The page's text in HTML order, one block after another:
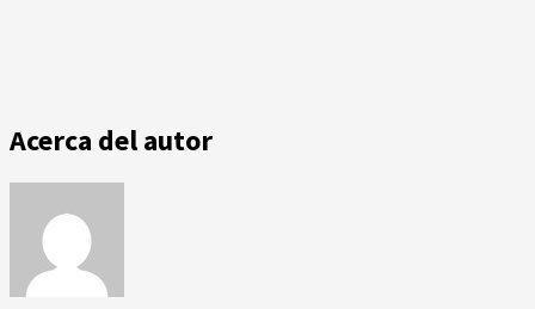
Acerca del autor